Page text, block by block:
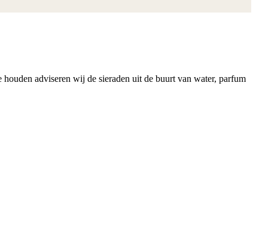
adviseren wij de sieraden uit de buurt van water, parfum